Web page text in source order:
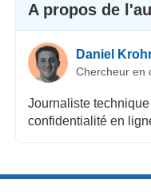
A propos de
Daniel
Chercheur en
Journaliste
confidentialité en